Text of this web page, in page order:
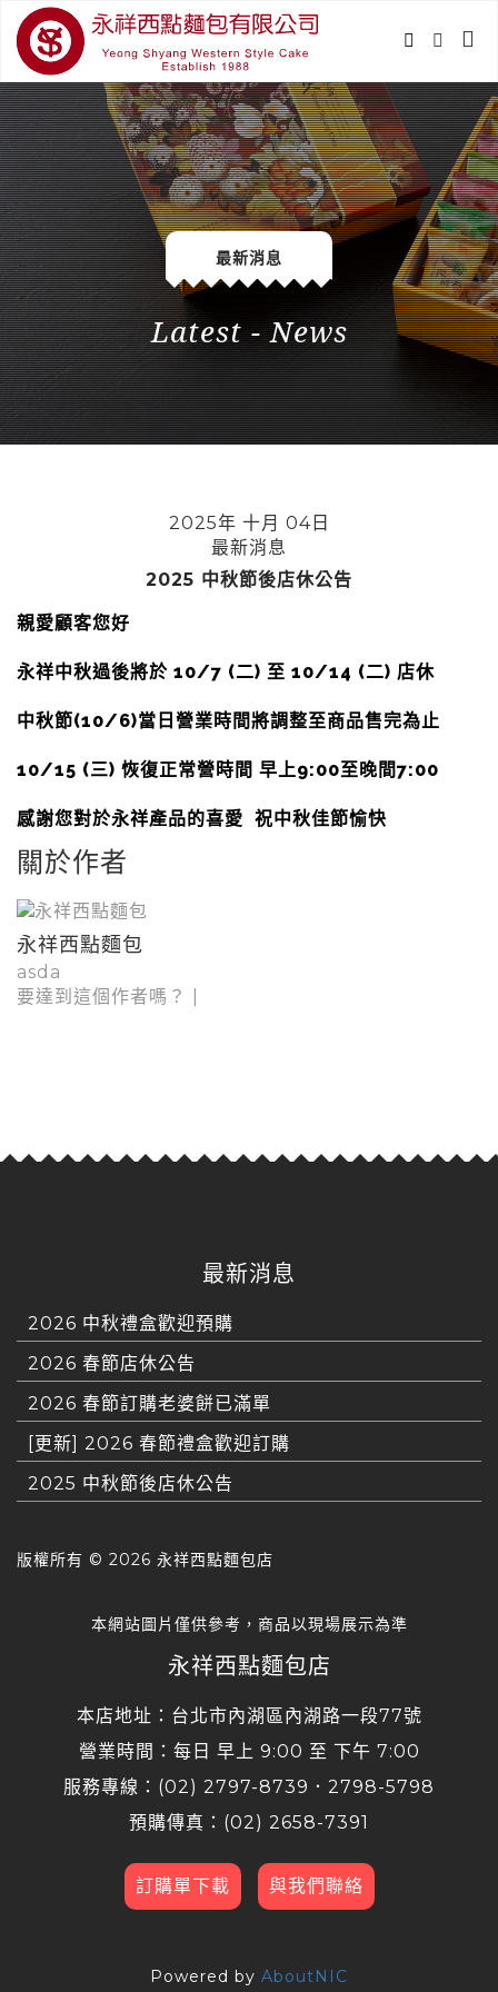
最新消息
Latest - News
2025年 十月 04日
最新消息
2025 中秋節後店休公告
親愛顧客您好
永祥中秋過後將於 10/7 (二) 至 10/14 (二) 店休
中秋節(10/6)當日營業時間將調整至商品售完為止
10/15 (三) 恢復正常營時間 早上9:00至晚間7:00
感謝您對於永祥產品的喜愛 祝中秋佳節愉快
關於作者
永祥西點麵包
asda
要達到這個作者嗎？
最新消息
2026 中秋禮盒歡迎預購
2026 春節店休公告
2026 春節訂購老婆餅已滿單
[更新] 2026 春節禮盒歡迎訂購
2025 中秋節後店休公告
版權所有 © 2026 永祥西點麵包店
本網站圖片僅供參考，商品以現場展示為準
永祥西點麵包店
本店地址：台北市內湖區內湖路一段77號
營業時間：每日 早上 9:00 至 下午 7:00
服務專線：(02) 2797-8739．2798-5798
預購傳真：(02) 2658-7391
訂購單下載 與我們聯絡
Powered by AboutNIC